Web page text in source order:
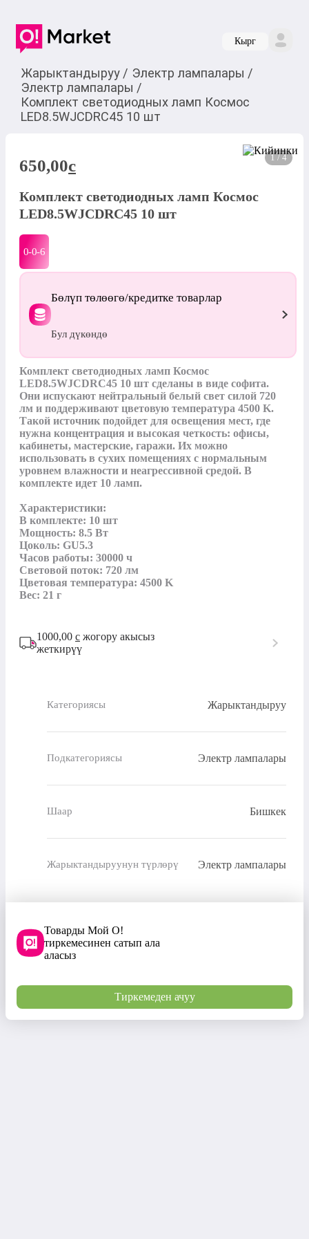
Кырг
Жарыктандыруу / Электр лампалары /
Электр лампалары /
Комплект светодиодных ламп Космос
LED8.5WJCDRC45 10 шт
1 / 4
650,00c
Комплект светодиодных ламп Космос
LED8.5WJCDRC45 10 шт
0-0-6
Бөлүп төлөөгө/кредитке товарлар
Бул дүкөндө
Комплект светодиодных ламп Космос
LED8.5WJCDRC45 10 шт сделаны в виде софита.
Они испускают нейтральный белый свет силой 720
лм и поддерживают цветовую температура 4500 K.
Такой источник подойдет для освещения мест, где
нужна концентрация и высокая четкость: офисы,
кабинеты, мастерские, гаражи. Их можно
использовать в сухих помещениях с нормальным
уровнем влажности и неагрессивной средой. В
комплекте идет 10 ламп.
Характеристики:
В комплекте: 10 шт
Мощность: 8.5 Вт
Цоколь: GU5.3
Часов работы: 30000 ч
Световой поток: 720 лм
Цветовая температура: 4500 K
Вес: 21 г
1000,00 с жогору акысыз
жеткирүү
Категориясы Жарыктандыруу
Подкатегориясы Электр лампалары
Шаар Бишкек
Жарыктандыруунун түрлөрү Электр лампалары
Товарды Мой О!
тиркемесинен сатып ала
аласыз
Тиркемеден ачуу